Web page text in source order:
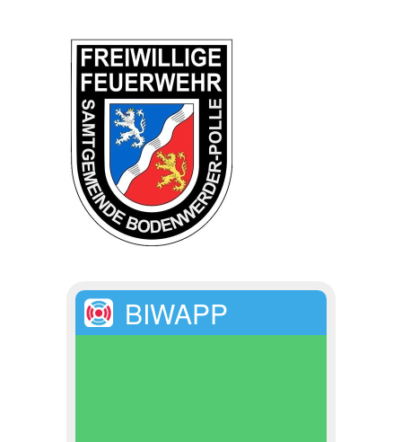
BIWAPP